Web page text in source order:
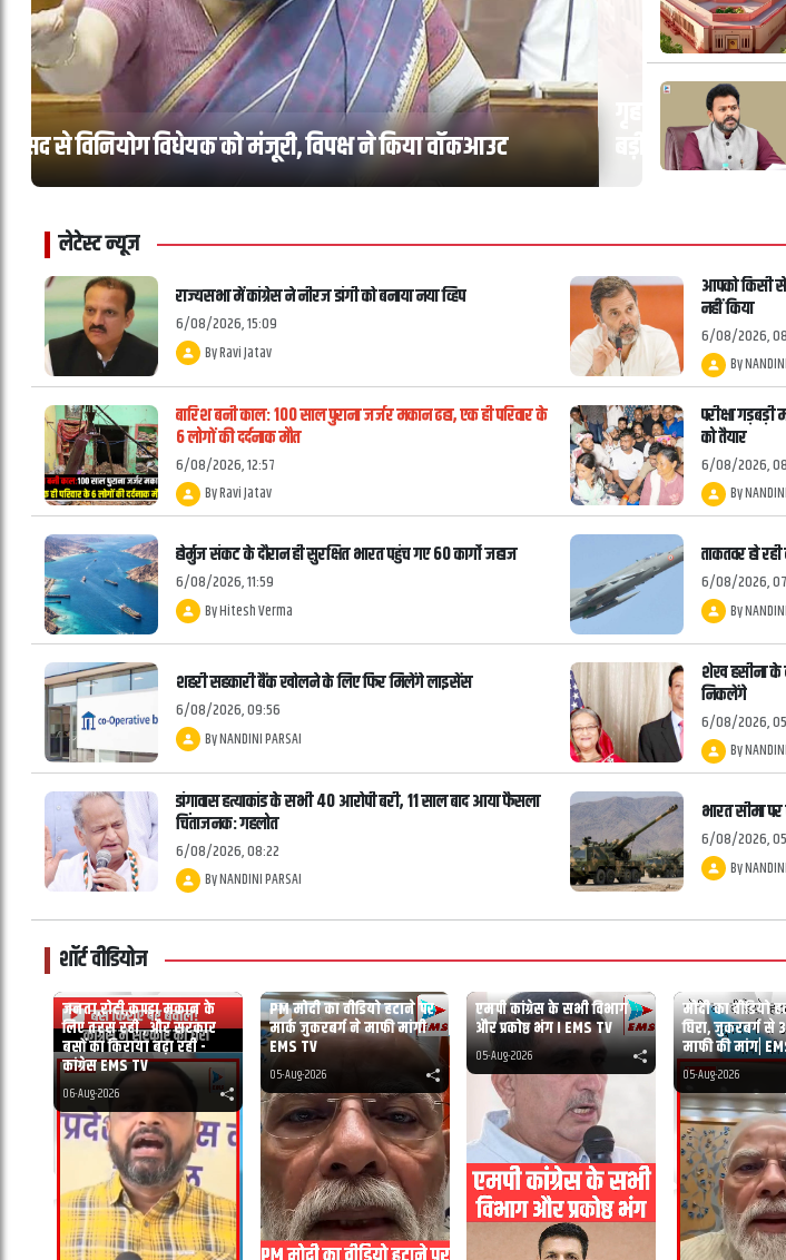
गृहमंत्री शाह के बयान की मांग: विपक्ष ने सभापति के निर्देश को बताया
बड़ी जीत
एटीएफ में
सरकार
देशभर में
लेटेस्ट न्यूज
राज्यसभा में कांग्रेस ने नीरज डांगी को बनाया नया व्हिप
6/08/2026, 15:09
ByRavi Jatav
आपको किसी
नहीं किया
6/08/2026,
By
बारिश बनी काल: 100 साल पुराना जर्जर मकान ढहा, एक ही परिवार के
6 लोगों की दर्दनाक मौत
6/08/2026, 12:57
ByRavi Jatav
परीक्षा
को तैयार
6/08/2026,
By
होर्मुज संकट के दौरान ही सुरक्षित भारत पहुंच गए 60 कार्गो जहाज
6/08/2026, 11:59
ByHitesh Verma
ताकतवर हो
6/08/2026,
By
शहरी सहकारी बैंक खोलने के लिए फिर मिलेंगे लाइसेंस
6/08/2026, 09:56
ByNANDINI PARSAI
शेख हसीना के
निकलेंगे
6/08/2026,
By
डांगावास हत्याकांड के सभी 40 आरोपी बरी, 11 साल बाद आया फैसला
चिंताजनक: गहलोत
6/08/2026, 08:22
ByNANDINI PARSAI
भारत सीमा
6/08/2026,
By
शॉर्ट वीडियोज
जनता,रोटी,कपड़ा मकान के
लिए तरस रही , और सरकार
बसों का किराया बढ़ा रही -
कांग्रेस EMS TV
06-Aug-2026
PM मोदी का वीडियो हटाने पर
मार्क जुकरबर्ग ने माफी मांगी
EMS TV
05-Aug-2026
एमपी कांग्रेस के सभी विभाग
और प्रकोष्ठ भंग I EMS TV
05-Aug-2026
मोदी का वीडियो
घिरा, जुकरबर्ग से
माफी की मांग|
05-Aug-2026